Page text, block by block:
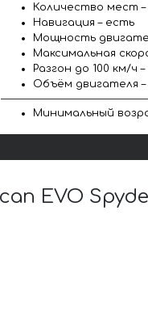
Количество мест –
Навигация – есть
Мощность
Максимальная
Разгон до 100 км/ч –
Объём двигателя –
Минимальный
EVO